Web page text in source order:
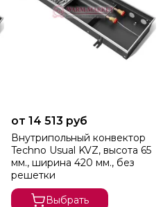
от 14 513 руб
Внутрипольный конвектор
Techno Usual KVZ, высота 65
мм., ширина 420 мм., без
решетки
Выбрать